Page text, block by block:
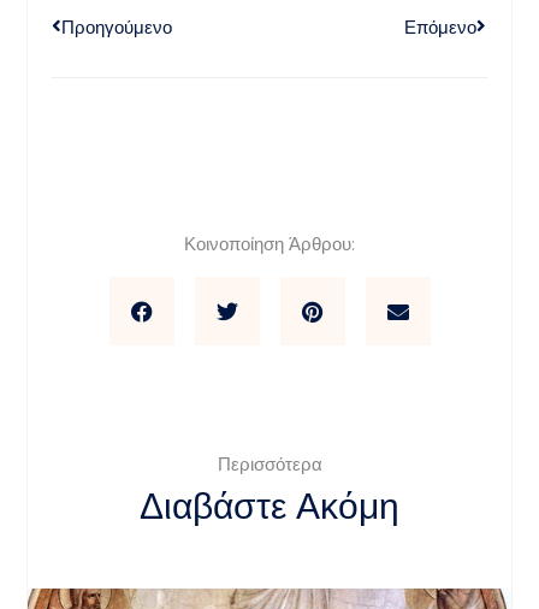
Προηγούμενο Επόμενο
Κοινοποίηση Άρθρου:
Περισσότερα
Διαβάστε Ακόμη